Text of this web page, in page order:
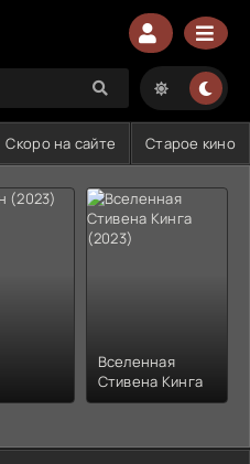
Скоро на сайте Старое кино
Вселенная
Стивена Кинга